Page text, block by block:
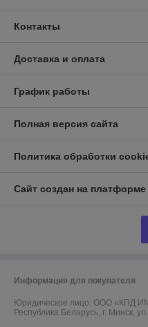
Контакты
Доставка и оплата
График работы
Полная версия сайта
Политика обработки
Сайт создан на платформе
Информация для покупателя
Юридическое лицо: ООО «КПД
Республика Беларусь, г. Минск,